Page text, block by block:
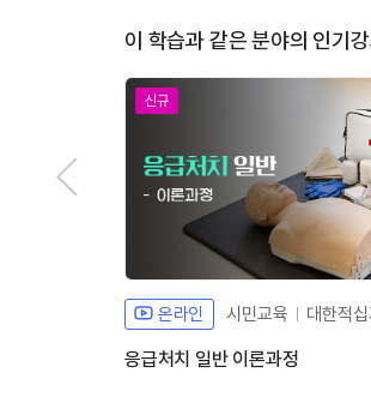
이 학습과 같은 분야의 인기
신규
온라인 시민교육 대한적
응급처치 일반 이론과정